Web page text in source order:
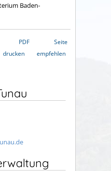
Baden-
PDF
drucken
Seite
empfehlen